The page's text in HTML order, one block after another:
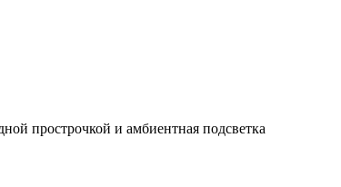
прострочкой и амбиентная подсветка